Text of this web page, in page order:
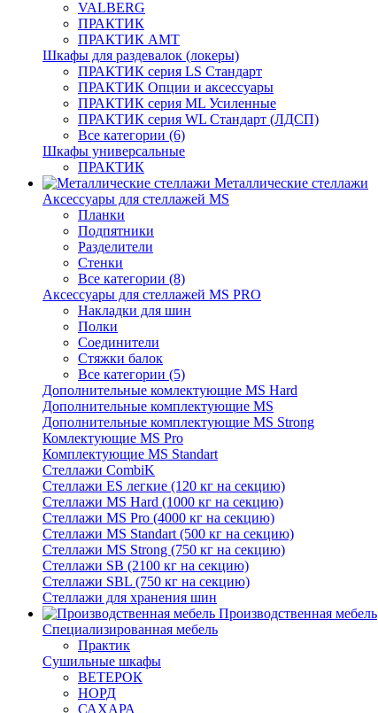
VALBERG
ПРАКТИК
ПРАКТИК AMT
Шкафы для раздевалок (локеры)
ПРАКТИК cерия LS Стандарт
ПРАКТИК Опции и аксессуары
ПРАКТИК серия ML Усиленные
ПРАКТИК серия WL Стандарт (ЛДСП)
Все категории (6)
Шкафы универсальные
ПРАКТИК
Металлические стеллажи
Аксессуары для стеллажей MS
Планки
Подпятники
Разделители
Стенки
Все категории (8)
Аксессуары для стеллажей MS PRO
Накладки для шин
Полки
Соединители
Стяжки балок
Все категории (5)
Дополнительные комлектующие MS Hard
Дополнительные комплектующие MS
Дополнительные комплектующие MS Strong
Комлектующие MS Pro
Комплектующие MS Standart
Стеллажи CombiK
Стеллажи ES легкие (120 кг на секцию)
Стеллажи MS Hard (1000 кг на секцию)
Стеллажи MS Pro (4000 кг на секцию)
Стеллажи MS Standart (500 кг на секцию)
Стеллажи MS Strong (750 кг на секцию)
Стеллажи SB (2100 кг на секцию)
Стеллажи SBL (750 кг на секцию)
Стеллажи для хранения шин
Производственная мебель
Cпециализированная мебель
Практик
Cушильные шкафы
ВЕТЕРОК
НОРД
САХАРА